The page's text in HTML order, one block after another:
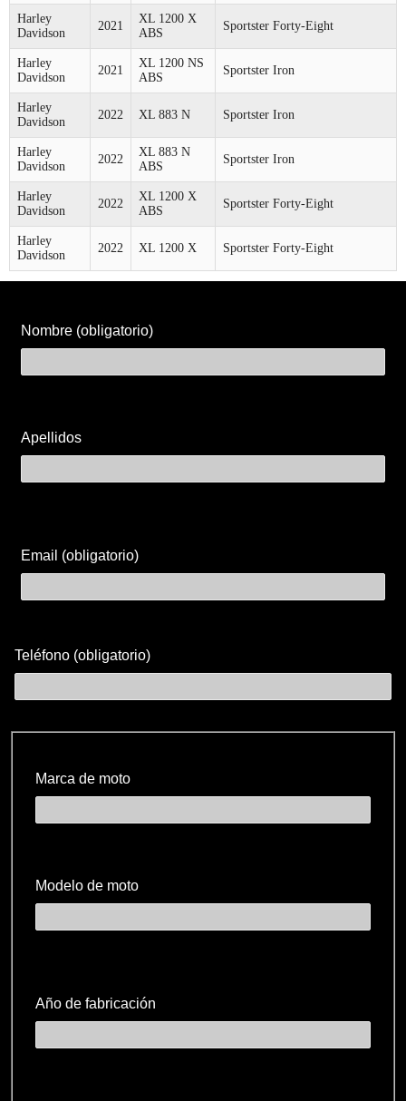
Harley
Davidson
2021
XL 1200 X
ABS
Sportster Forty-Eight
Harley
Davidson
2021
XL 1200 NS
ABS
Sportster Iron
Harley
Davidson
2022 XL 883 N Sportster Iron
Harley
Davidson
2022
XL 883 N
ABS
Sportster Iron
Harley
Davidson
2022
XL 1200 X
ABS
Sportster Forty-Eight
Harley
Davidson
2022 XL 1200 X Sportster Forty-Eight
Nombre (obligatorio)
Apellidos
Email (obligatorio)
Teléfono (obligatorio)
Marca de moto
Modelo de moto
Año de fabricación